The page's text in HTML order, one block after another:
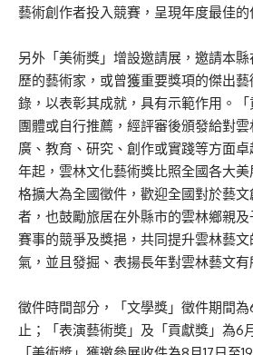
藝術創作者投入競賽，呈現年度最佳的
另外「美術獎」增設邀請展，邀請本
歷的藝術家，或曾獲重要獎項的傑出
錄，以表彰其成就，具有示範作用。「
團體或自行推薦，經評審後頒發給對
廣、教育、研究、創作或實踐等方面
年起，雲林文化藝術獎比照全國各大
格擴大為全國徵件，歡迎全國對於藝
者，也鼓勵旅居在外縣市的雲林鄉親
賽事的競爭及獎挹，共同提升雲林藝
氣，並且發掘、表揚長年對雲林藝文有
徵件時間部分，「文學獎」徵件期間為
止；「表演藝術奬」及「貢獻獎」為6